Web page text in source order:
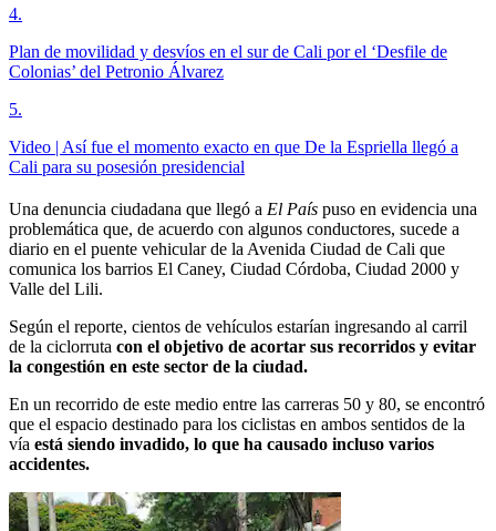
4.
Plan de movilidad y desvíos en el sur de Cali por el ‘Desfile de
Colonias’ del Petronio Álvarez
5.
Video | Así fue el momento exacto en que De la Espriella llegó a
Cali para su posesión presidencial
Una denuncia ciudadana que llegó a El País puso en evidencia una
problemática que, de acuerdo con algunos conductores, sucede a
diario en el puente vehicular de la Avenida Ciudad de Cali que
comunica los barrios El Caney, Ciudad Córdoba, Ciudad 2000 y
Valle del Lili.
Según el reporte, cientos de vehículos estarían ingresando al carril
de la ciclorruta con el objetivo de acortar sus recorridos y evitar
la congestión en este sector de la ciudad.
En un recorrido de este medio entre las carreras 50 y 80, se encontró
que el espacio destinado para los ciclistas en ambos sentidos de la
vía está siendo invadido, lo que ha causado incluso varios
accidentes.